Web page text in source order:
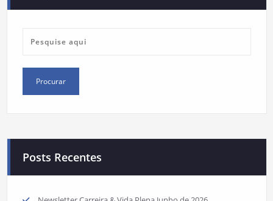
Posts Recentes